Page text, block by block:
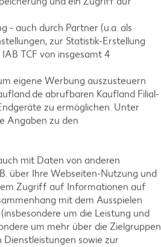
AKTION
IGLO
Backfisch-Stäbchen
oder Filegro XXL
je 480 - 728-g-Packg.
(1 kg = 6.10 - 9.25) / (1 kg = 5.49
- 8.32)**
- auch durch Partner (u.a. als
zur Statistik-Erstellung
TCF von insgesamt4
eigene Werbung auszusteuern
abrufbaren Kaufland Filial-
zu ermöglichen. Unter
Angaben zu den
mit Daten von anderen
über Ihre Webseiten-Nutzung und
Zugriff auf Informationen auf
mit dem Ausspielen
um die Leistung und
um mehr über die Zielgruppen
sowie zur